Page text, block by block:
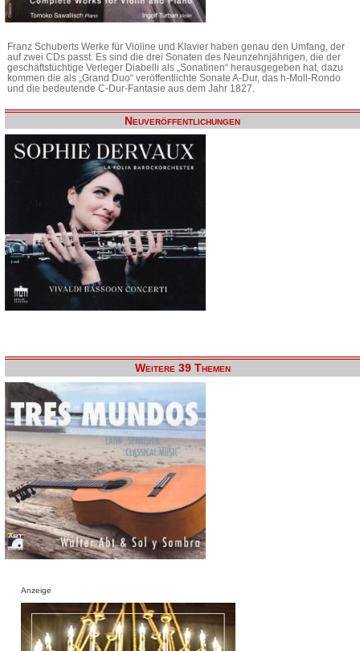
Franz Schuberts Werke für Violine und Klavier haben genau den Umfang, der
auf zwei CDs passt. Es sind die drei Sonaten des Neunzehnjährigen, die der
geschäftstüchtige Verleger Diabelli als „Sonatinen“ herausgegeben hat, dazu
kommen die als „Grand Duo“ veröffentlichte Sonate A-Dur, das h-Moll-Rondo
und die bedeutende C-Dur-Fantasie aus dem Jahr 1827.
Neuveröffentlichungen
Weitere 39 Themen
Anzeige